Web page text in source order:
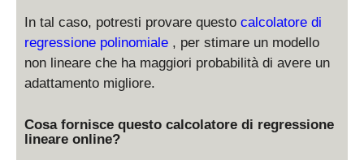
In tal caso, potresti provare questo calcolatore di
regressione polinomiale , per stimare un modello
non lineare che ha maggiori probabilità di avere un
adattamento migliore.
Cosa fornisce questo calcolatore di regressione
lineare online?